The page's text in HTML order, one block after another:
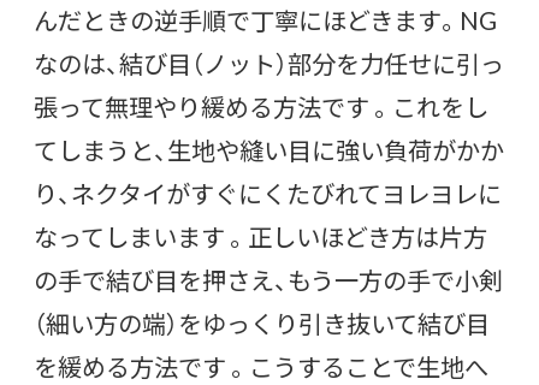
んだときの逆手順で丁寧にほどきます。NG
なのは、結び目（ノット）部分を力任せに引っ
張って無理やり緩める方法です 。これをし
てしまうと、生地や縫い目に強い負荷がかか
り、ネクタイがすぐにくたびれてヨレヨレに
なってしまいます 。正しいほどき方は片方
の手で結び目を押さえ、もう一方の手で小剣
（細い方の端）をゆっくり引き抜いて結び目
を緩める方法です 。こうすることで生地へ